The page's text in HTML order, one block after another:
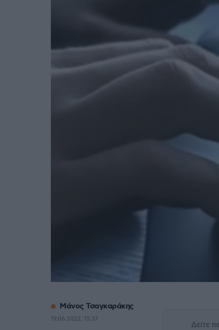
Δείτε
Μάνος Τσαγκαράκης
19.06.2022, 15:37